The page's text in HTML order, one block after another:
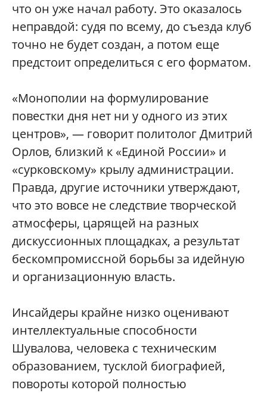
что он уже начал работу. Это оказалось
неправдой: судя по всему, до съезда клуб
точно не будет создан, а потом еще
предстоит определиться с его форматом.
«Монополии на формулирование
повестки дня нет ни у одного из этих
центров», — говорит политолог Дмитрий
Орлов, близкий к «Единой России» и
«сурковскому» крылу администрации.
Правда, другие источники утверждают,
что это вовсе не следствие творческой
атмосферы, царящей на разных
дискуссионных площадках, а результат
бескомпромиссной борьбы за идейную
и организационную власть.
Инсайдеры крайне низко оценивают
интеллектуальные способности
Шувалова, человека с техническим
образованием, тусклой биографией,
повороты которой полностью